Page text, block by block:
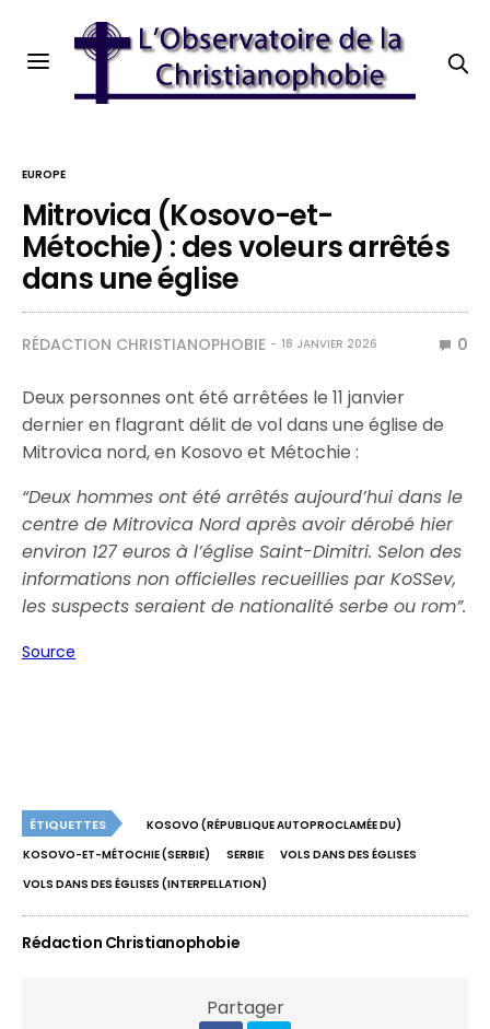
EUROPE
Mitrovica (Kosovo-et-
Métochie) : des voleurs arrêtés
dans une église
RÉDACTION CHRISTIANOPHOBIE 18 JANVIER 2026 0
Deux personnes ont été arrêtées le 11 janvier
dernier en flagrant délit de vol dans une église de
Mitrovica nord, en Kosovo et Métochie :
“Deux hommes ont été arrêtés aujourd’hui dans le
centre de Mitrovica Nord après avoir dérobé hier
environ 127 euros à l’église Saint-Dimitri. Selon des
informations non officielles recueillies par KoSSev,
les suspects seraient de nationalité serbe ou rom”.
Source
ÉTIQUETTES
KOSOVO (RÉPUBLIQUE AUTOPROCLAMÉE DU)
KOSOVO-ET-MÉTOCHIE (SERBIE)
SERBIE
VOLS DANS DES ÉGLISES
VOLS DANS DES ÉGLISES (INTERPELLATION)
Rédaction Christianophobie
Partager